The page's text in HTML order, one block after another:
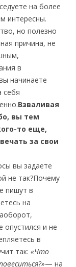
на более
интересны.
но полезно
причина, не
в
начинаете
себя
Взваливая
вы тем
то еще,
за свои
вы задаете
не так?Почему
пишут в
на
опустился и не
в
так: «Что
— на